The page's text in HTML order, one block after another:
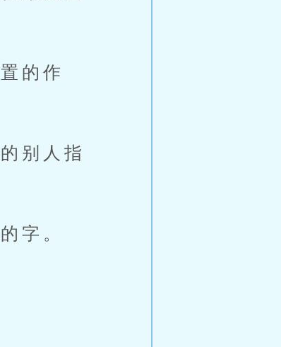
的作
别人指
字。